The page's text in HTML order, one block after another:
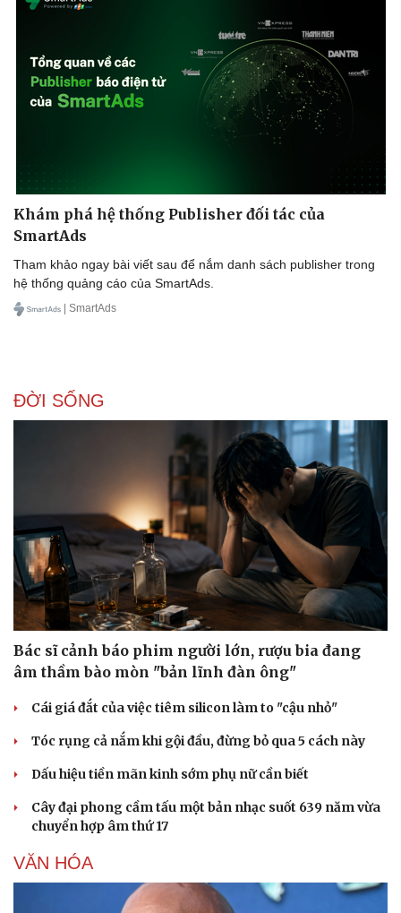
Ô tô - Xe máy
Khám phá hệ thống Publisher đối tác của
SmartAds
Tham khảo ngay bài viết sau để nắm danh sách publisher trong
hệ thống quảng cáo của SmartAds.
| SmartAds
ĐỜI SỐNG
Bác sĩ cảnh báo phim người lớn, rượu bia đang
âm thầm bào mòn "bản lĩnh đàn ông"
Cái giá đắt của việc tiêm silicon làm to "cậu nhỏ"
Tóc rụng cả nắm khi gội đầu, đừng bỏ qua 5 cách này
Dấu hiệu tiền mãn kinh sớm phụ nữ cần biết
Cây đại phong cầm tấu một bản nhạc suốt 639 năm vừa
chuyển hợp âm thứ 17
VĂN HÓA